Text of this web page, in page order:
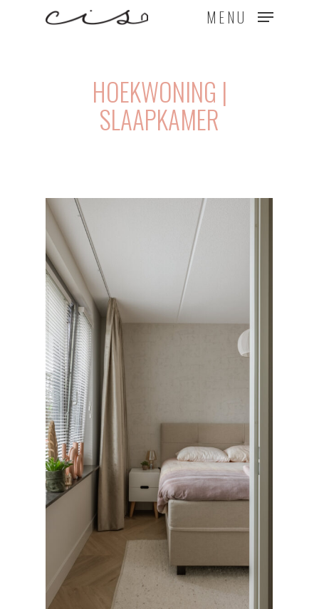
MENU
HOEKWONING |
SLAAPKAMER